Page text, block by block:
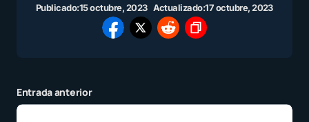
Publicado:15 octubre, 2023 Actualizado:17 octubre, 2023
Entrada anterior